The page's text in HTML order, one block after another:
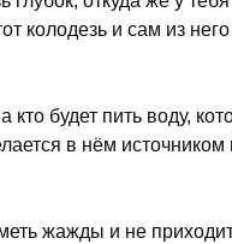
колодезь и сам из
будет пить воду,
в нём источником
жажды и не